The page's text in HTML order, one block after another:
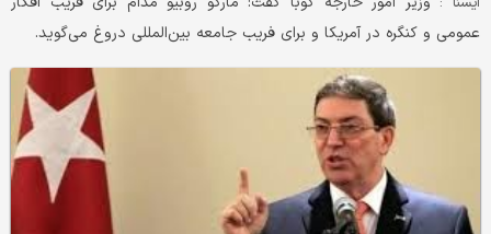
عمومی و کنگره در آمریکا و برای فریب جامعه بین‌المللی دروغ می‌گوید.